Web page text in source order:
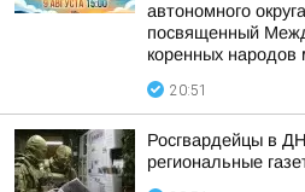
автономного
посвященный
коренных народов
20:51
Росгвардейцы в
региональные